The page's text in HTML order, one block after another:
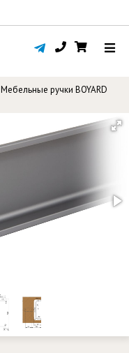
Мебельные ручки BOYARD